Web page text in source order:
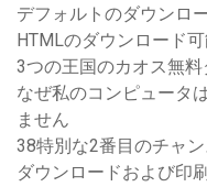
デフォルトのダウンロ
HTMLのダウンロード
3つの王国のカオス無料
なぜ私のコンピュータ
ません
38特別な2番目のチャ
ダウンロードおよび印